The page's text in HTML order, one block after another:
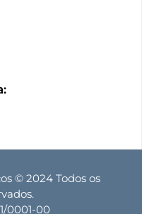
© 2024 Todos os
0001-00